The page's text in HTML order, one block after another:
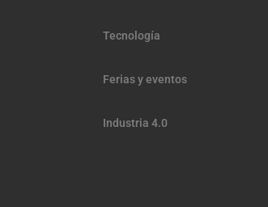
Tecnología
Ferias y eventos
Industria 4.0